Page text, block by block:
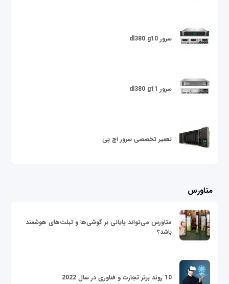
سرور dl380 g10
سرور dl380 g11
تعمیر تخصصی سرور اچ پی
متاورس
متاورس می‌تواند پایانی بر گوشی‌ها و تبلت‌های هوشمند
باشد؟
10 روند برتر تجارت و فناوری در سال 2022